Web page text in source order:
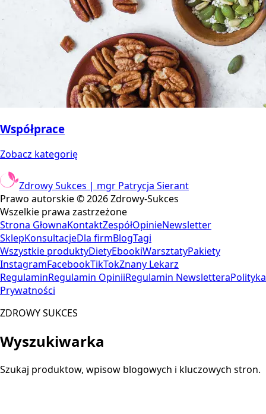
Współprace
Zobacz kategorię
Zdrowy Sukces | mgr Patrycja Sierant
Prawo autorskie ©2026Zdrowy-Sukces
Wszelkie prawa zastrzeżone
Strona GłownaKontaktZespółOpinieNewsletter
SklepKonsultacjeDla firmBlogTagi
Wszystkie produktyDietyEbookiWarsztatyPakiety
InstagramFacebookTikTokZnany Lekarz
RegulaminRegulamin OpiniiRegulamin NewsletteraPolityka
Prywatności
ZDROWY SUKCES
Wyszukiwarka
Szukaj produktow, wpisow blogowych i kluczowych stron.